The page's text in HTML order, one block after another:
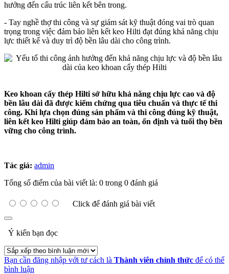
hưởng đến cấu trúc liên kết bên trong.
- Tay nghề thợ thi công và sự giám sát kỹ thuật đóng vai trò quan
trọng trong việc đảm bảo liên kết keo Hilti đạt đúng khả năng chịu
lực thiết kế và duy trì độ bền lâu dài cho công trình.
Keo khoan cấy thép Hilti sở hữu khả năng chịu lực cao và độ
bền lâu dài đã được kiểm chứng qua tiêu chuẩn và thực tế thi
công. Khi lựa chọn đúng sản phẩm và thi công đúng kỹ thuật,
liên kết keo Hilti giúp đảm bảo an toàn, ổn định và tuổi thọ bền
vững cho công trình.
Tác giả: admin
Tổng số điểm của bài viết là: 0 trong 0 đánh giá
Click để đánh giá bài viết
Ý kiến bạn đọc
Bạn cần đăng nhập với tư cách là Thành viên chính thức để có thể
bình luận